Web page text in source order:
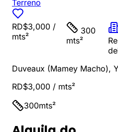
Terreno
RD$3,000 /
mts²
300
mts²
Duveaux (Mamey Macho),
RD$3,000 / mts²
300mts²